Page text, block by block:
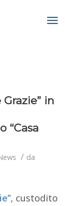
in
“Casa
/ da
”, custodito